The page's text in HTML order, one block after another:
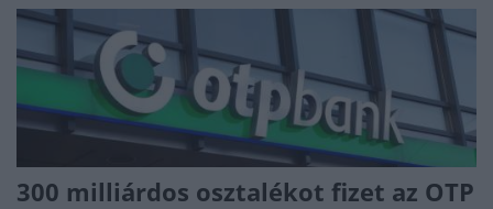
300 milliárdos osztalékot fizet az OTP